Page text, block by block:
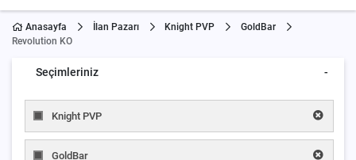
Anasayfa İlan Pazarı Knight PVP
GoldBar
Revolution KO
Seçimleriniz -
Knight PVP
GoldBar